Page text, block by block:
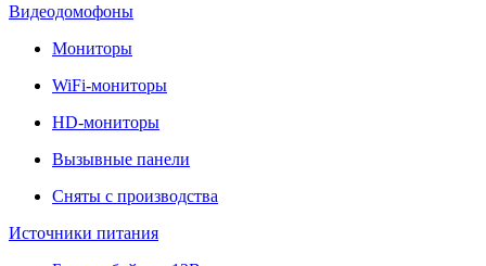
Видеодомофоны
Мониторы
WiFi-мониторы
HD-мониторы
Вызывные панели
Сняты с производства
Источники питания